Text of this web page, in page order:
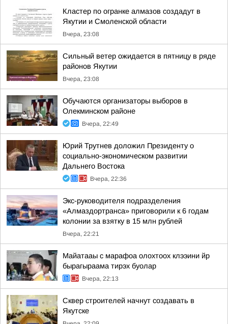
Кластер по огранке алмазов создадут в
Якутии и Смоленской области
Вчера, 23:08
Сильный ветер ожидается в пятницу в ряде
районов Якутии
Вчера, 23:08
Обучаются организаторы выборов в
Олекминском районе
Вчера, 22:49
Юрий Трутнев доложил Президенту о
социально-экономическом развитии
Дальнего Востока
Вчера, 22:36
Экс-руководителя подразделения
«Алмаздортранса» приговорили к 6 годам
колонии за взятку в 15 млн рублей
Вчера, 22:21
Майатааы с марафоа олохтоох клээини йр
бырагыраама тирэх буолар
Вчера, 22:13
Сквер строителей начнут создавать в
Якутске